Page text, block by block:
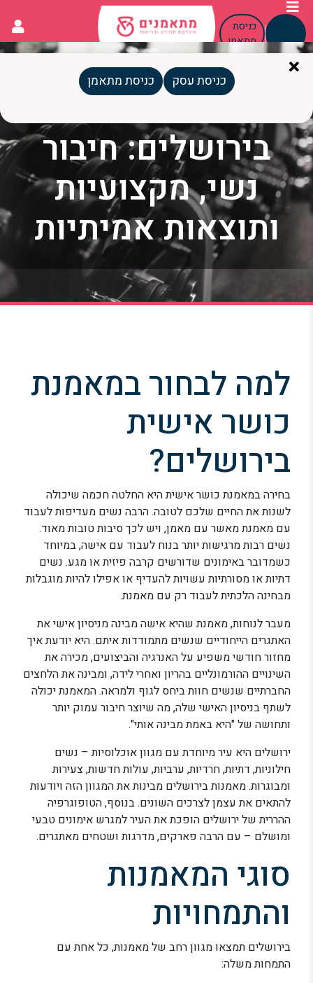
עסק
כניסת
מתאמן
כניסת עסק כניסת מתאמן
מאמנת כושר אישית
בירושלים: חיבור
נשי, מקצועיות
ותוצאות אמיתיות
למה לבחור במאמנת
כושר אישית
בירושלים?
בחירה במאמנת כושר אישית היא החלטה חכמה שיכולה
לשנות את החיים שלכם לטובה. הרבה נשים מעדיפות לעבוד
עם מאמנת מאשר עם מאמן, ויש לכך סיבות טובות מאוד.
נשים רבות מרגישות יותר בנוח לעבוד עם אישה, במיוחד
כשמדובר באימונים שדורשים קרבה פיזית או מגע. נשים
דתיות או מסורתיות עשויות להעדיף או אפילו להיות מוגבלות
מבחינה הלכתית לעבוד רק עם מאמנת.
מעבר לנוחות, מאמנת שהיא אישה מבינה מניסיון אישי את
האתגרים הייחודיים שנשים מתמודדות איתם. היא יודעת איך
מחזור חודשי משפיע על האנרגיה והביצועים, מכירה את
השינויים ההורמונליים בהריון ואחרי לידה, ומבינה את הלחצים
החברתיים שנשים חוות ביחס לגוף ולמראה. המאמנת יכולה
לשתף בניסיון האישי שלה, מה שיוצר חיבור עמוק יותר
ותחושה של "היא באמת מבינה אותי".
ירושלים היא עיר מיוחדת עם מגוון אוכלוסיות – נשים
חילוניות, דתיות, חרדיות, ערביות, עולות חדשות, צעירות
ומבוגרות. מאמנות בירושלים מבינות את המגוון הזה ויודעות
להתאים את עצמן לצרכים השונים. בנוסף, הטופוגרפיה
ההררית של ירושלים הופכת את העיר למגרש אימונים טבעי
ומושלם – עם הרבה פארקים, מדרגות ושטחים מאתגרים.
סוגי המאמנות
והתמחויות
בירושלים תמצאו מגוון רחב של מאמנות, כל אחת עם
התמחות משלה: